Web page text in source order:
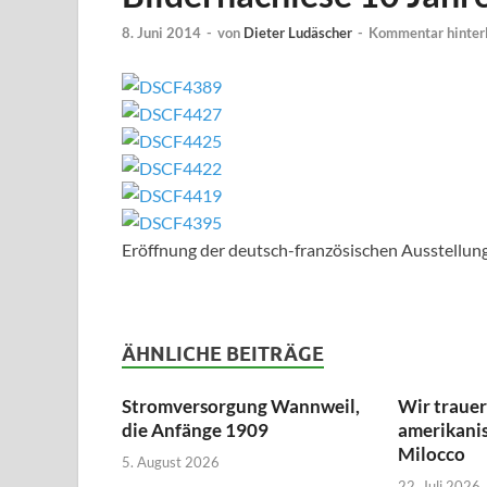
8. Juni 2014 - von Dieter Ludäscher - Kommentar
Eröffnung der deutsch-französischen
ÄHNLICHE BEITRÄGE
Stromversorgung Wannweil,
die Anfänge 1909
5. August 2026
Wir
Milocco